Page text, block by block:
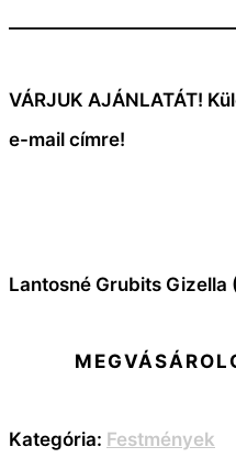
VÁRJUK AJÁNLATÁT!
e-mail címre!
Lantosné Grubits
Kategória: Festmények